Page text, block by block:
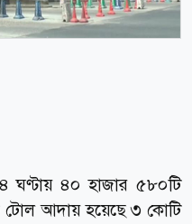
৪০ হাজার ৫৮০টি
টোল আদায় হয়েছে ৩ কোটি